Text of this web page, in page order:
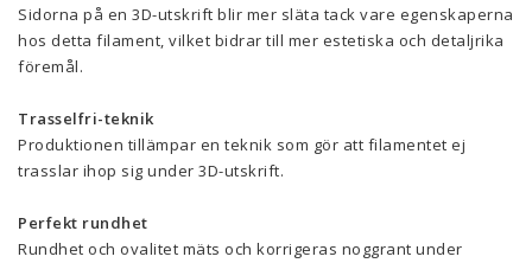
Sidorna på en 3D-utskrift blir mer släta tack vare egenskaperna
hos detta filament, vilket bidrar till mer estetiska och detaljrika
föremål.
Trasselfri-teknik
Produktionen tillämpar en teknik som gör att filamentet ej
trasslar ihop sig under 3D-utskrift.
Perfekt rundhet
Rundhet och ovalitet mäts och korrigeras noggrant under